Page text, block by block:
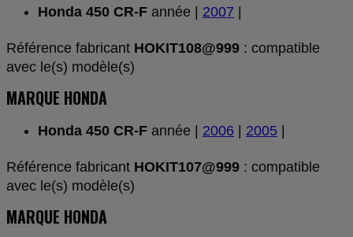
Honda 450 CR-F année | 2007 |
Référence fabricant HOKIT108@999 : compatible
avec le(s) modèle(s)
MARQUE HONDA
Honda 450 CR-F année | 2006 | 2005 |
Référence fabricant HOKIT107@999 : compatible
avec le(s) modèle(s)
MARQUE HONDA